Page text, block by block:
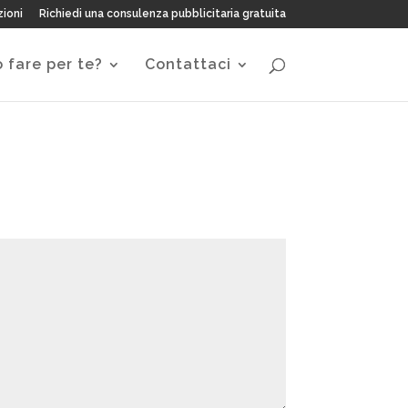
Richiedi una consulenza pubblicitaria gratuita
fare per te? Contattaci